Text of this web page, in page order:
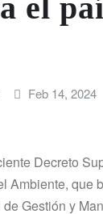
el
Feb 14, 2024
Decreto
Ambiente, que
Gestión y